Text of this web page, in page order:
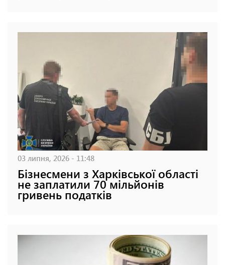
03 липня, 2026 - 11:48
Бізнесмени з Харківської області
не заплатили 70 мільйонів
гривень податків